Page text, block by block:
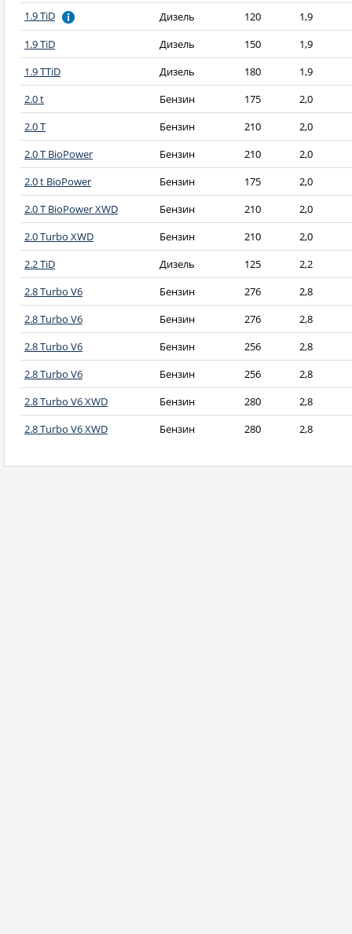
1.9 TiD
Дизель 120
1,9
1.9 TiD
Дизель 150
1,9
1.9 TTiD
Дизель 180
1,9
2.0 t
Бензин 175
2,0
2.0 T
Бензин 210
2,0
2.0 T BioPower
Бензин 210
2,0
2.0 t BioPower
Бензин 175
2,0
2.0 T BioPower XWD
Бензин 210
2,0
2.0 Turbo XWD
Бензин 210
2,0
2.2 TiD
Дизель 125
2,2
2.8 Turbo V6
Бензин 276
2,8
2.8 Turbo V6
Бензин 276
2,8
2.8 Turbo V6
Бензин 256
2,8
2.8 Turbo V6
Бензин 256
2,8
2.8 Turbo V6 XWD
Бензин 280
2,8
2.8 Turbo V6 XWD
Бензин 280 2,8